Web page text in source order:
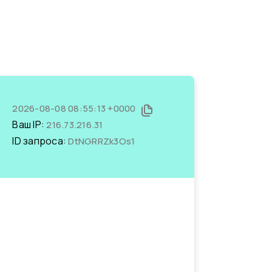
2026-08-08 08:55:13 +0000
Ваш IP:216.73.216.31
ID запроса:DtNGRRZk3Os1